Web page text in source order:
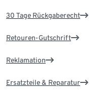
30 Tage Rückgaberecht
Retouren-Gutschrift
Reklamation
Ersatzteile & Reparatur